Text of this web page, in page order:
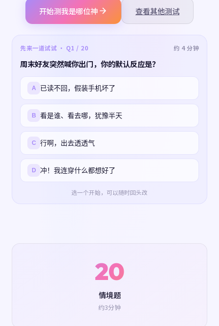
开始测我是哪位神 查看其他测试
先来一道试试 · Q1 / 20 约 4 分钟
周末好友突然喊你出门，你的默认反应是？
A 已读不回，假装手机坏了
B 看是谁、看去哪，犹豫半天
C 行啊，出去透透气
D 冲！我连穿什么都想好了
选一个开始，可以随时回头改
20
情境题
约3分钟